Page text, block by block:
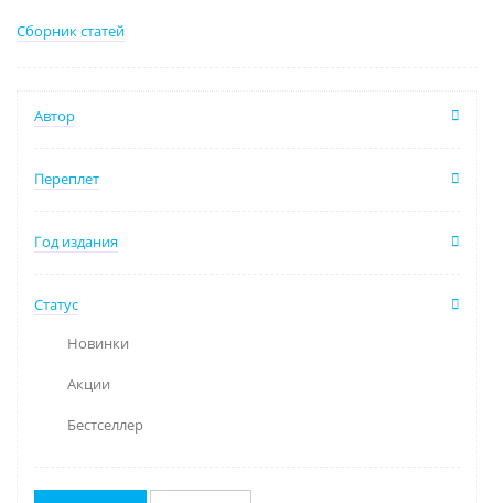
Сборник статей
Автор
Переплет
Год издания
Статус
Новинки
Акции
Бестселлер